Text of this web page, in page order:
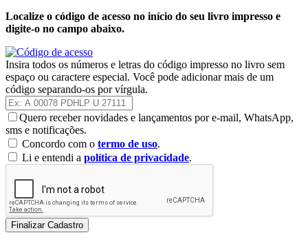
Localize o código de acesso no início do seu livro impresso e
digite-o no campo abaixo.
Insira todos os números e letras do código impresso no livro sem
espaço ou caractere especial. Você pode adicionar mais de um
código separando-os por vírgula.
Quero receber novidades e lançamentos por e-mail, WhatsApp,
sms e notificações.
Concordo com o termo de uso.
Li e entendi a política de privacidade.